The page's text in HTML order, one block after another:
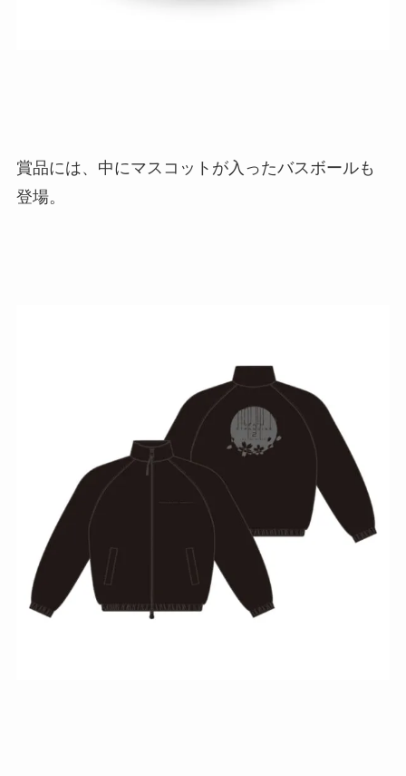
賞品には、中にマスコットが入ったバスボールも
登場。